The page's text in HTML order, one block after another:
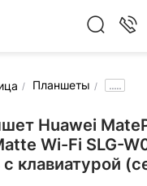
Планшеты .....
Huawei
Wi-Fi SLG-
с клавиатурой